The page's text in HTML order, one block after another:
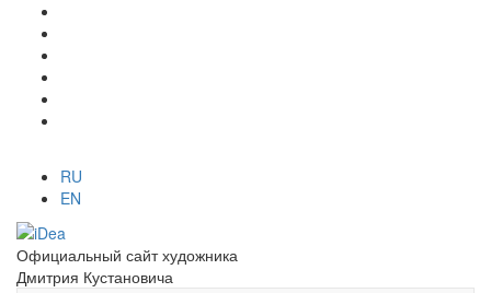
RU
EN
Официальный сайт художника
Дмитрия Кустановича